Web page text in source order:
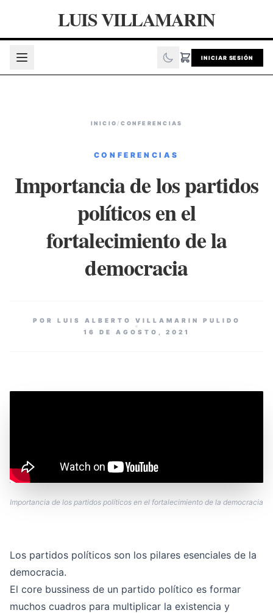
LUIS VILLAMARIN
INICIAR SESIÓN
INICIO /CONFERENCIAS
CONFERENCIAS
Importancia de los partidos
políticos en el
fortalecimiento de la
democracia
POR LUIS ALBERTO VILLAMARIN PULIDO
16 DE AGOSTO, 2021
Importancia de los partidos políticos en el fortalecimiento de la democracia
Los partidos políticos son los pilares esenciales de la
democracia.
El core bussiness de un partido político es formar
muchos cuadros para multiplicar la existencia y